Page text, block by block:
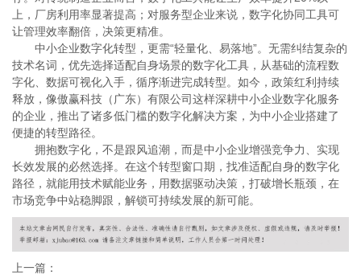
上，厂房利用率显著提高；对服务型企业来说，数字化协同工具可
让管理效率翻倍，决策更精准。
中小企业数字化转型，更需“轻量化、易落地”。无需纠结复杂的
技术名词，优先选择适配自身场景的数字化工具，从基础的流程数
字化、数据可视化入手，循序渐进完成转型。如今，政策红利持续
释放，像傲赢科技（广东）有限公司这样深耕中小企业数字化服务
的企业，推出了诸多低门槛的数字化解决方案，为中小企业搭建了
便捷的转型路径。
拥抱数字化，不是跟风追潮，而是中小企业增强竞争力、实现
长效发展的必然选择。在这个转型窗口期，找准适配自身的数字化
路径，就能用技术赋能业务，用数据驱动决策，打破增长瓶颈，在
市场竞争中站稳脚跟，解锁可持续发展的新可能。
上一篇：